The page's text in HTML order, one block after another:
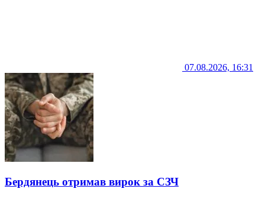
07.08.2026, 16:31
Бердянець отримав вирок за СЗЧ